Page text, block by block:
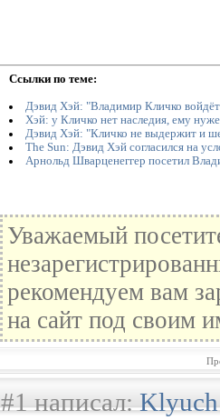
Ссылки по теме:
Дэвид Хэй: "Владимир Кличко
Хэй: у Кличко нет наследия, ему
Дэвид Хэй: "Кличко не выдержит и
The Sun: Дэвид Хэй согласился на
Арнольд Шварценеггер посетил
Уважаемый
рекомендуем вам
на сайт под своим
#1 написал:Klyuch